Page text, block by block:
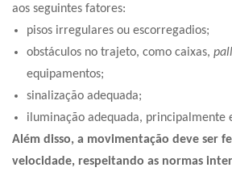
aos seguintes fatores:
pisos irregulares ou escorregadios;
obstáculos no trajeto, como caixas,
equipamentos;
sinalização adequada;
iluminação adequada, principalmente
Além disso, a movimentação deve ser
velocidade, respeitando as normas